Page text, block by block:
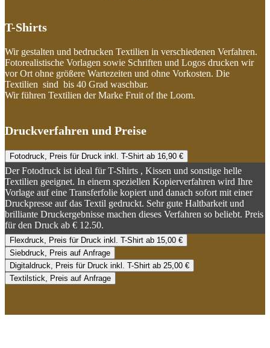
T-Shirts
Wir gestalten und bedrucken Textilien in verschiedenen Verfahren.
Fotorealistische Vorlagen sowie Schriften und Logos drucken wir
vor Ort ohne größere Wartezeiten und ohne Vorkosten. Die
Textilien sind bis 40 Grad waschbar.
Wir führen Textilien der Marke Fruit of the Loom.
Druckverfahren und Preise
Fotodruck, Preis für Druck inkl. T-Shirt ab 16,90 €
Der Fotodruck ist ideal für T-Shirts , Kissen und sonstige helle
Textilien geeignet. In einem speziellen Kopierverfahren wird Ihre
Vorlage auf eine Transferfolie kopiert und danach sofort mit einer
Druckpresse auf das Textil gedruckt. Sehr gute Haltbarkeit und
brilliante Druckergebnisse machen dieses Verfahren so beliebt. Preis
für den Druck ab € 12.50.
Flexdruck, Preis für Druck inkl. T-Shirt ab 15,00 €
Siebdruck, Preis auf Anfrage
Digitaldruck, Preis für Druck inkl. T-Shirt ab 25,00 €
Textilstick, Preis auf Anfrage